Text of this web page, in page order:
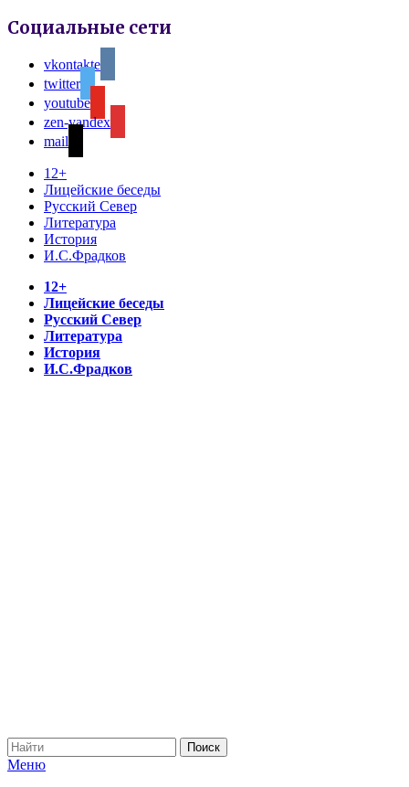
Социальные сети
vkontakte
twitter
youtube
zen-yandex
mail
12+
Лицейские беседы
Русский Север
Литература
История
И.С.Фрадков
12+
Лицейские беседы
Русский Север
Литература
История
И.С.Фрадков
Меню